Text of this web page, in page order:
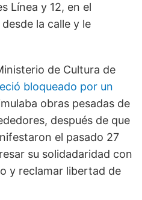
Línea y 12, en el
la calle y le
de Cultura de
bloqueado por un
obras pesadas de
después de que
el pasado 27
su solidadaridad con
y reclamar libertad de